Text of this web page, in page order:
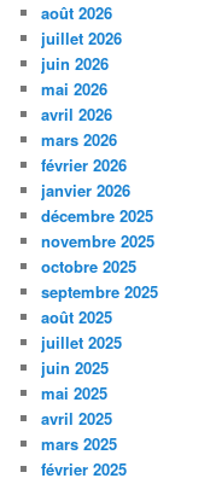
août 2026
juillet 2026
juin 2026
mai 2026
avril 2026
mars 2026
février 2026
janvier 2026
décembre 2025
novembre 2025
octobre 2025
septembre 2025
août 2025
juillet 2025
juin 2025
mai 2025
avril 2025
mars 2025
février 2025